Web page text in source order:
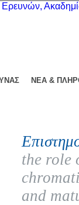
ΝΕΑ &
the role
and